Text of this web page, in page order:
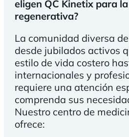
eligen QC Kinetix para
regenerativa?
La comunidad diversa
desde jubilados activos
estilo de vida costero
internacionales y
requiere una atención
comprenda sus
Nuestro centro de
ofrece: